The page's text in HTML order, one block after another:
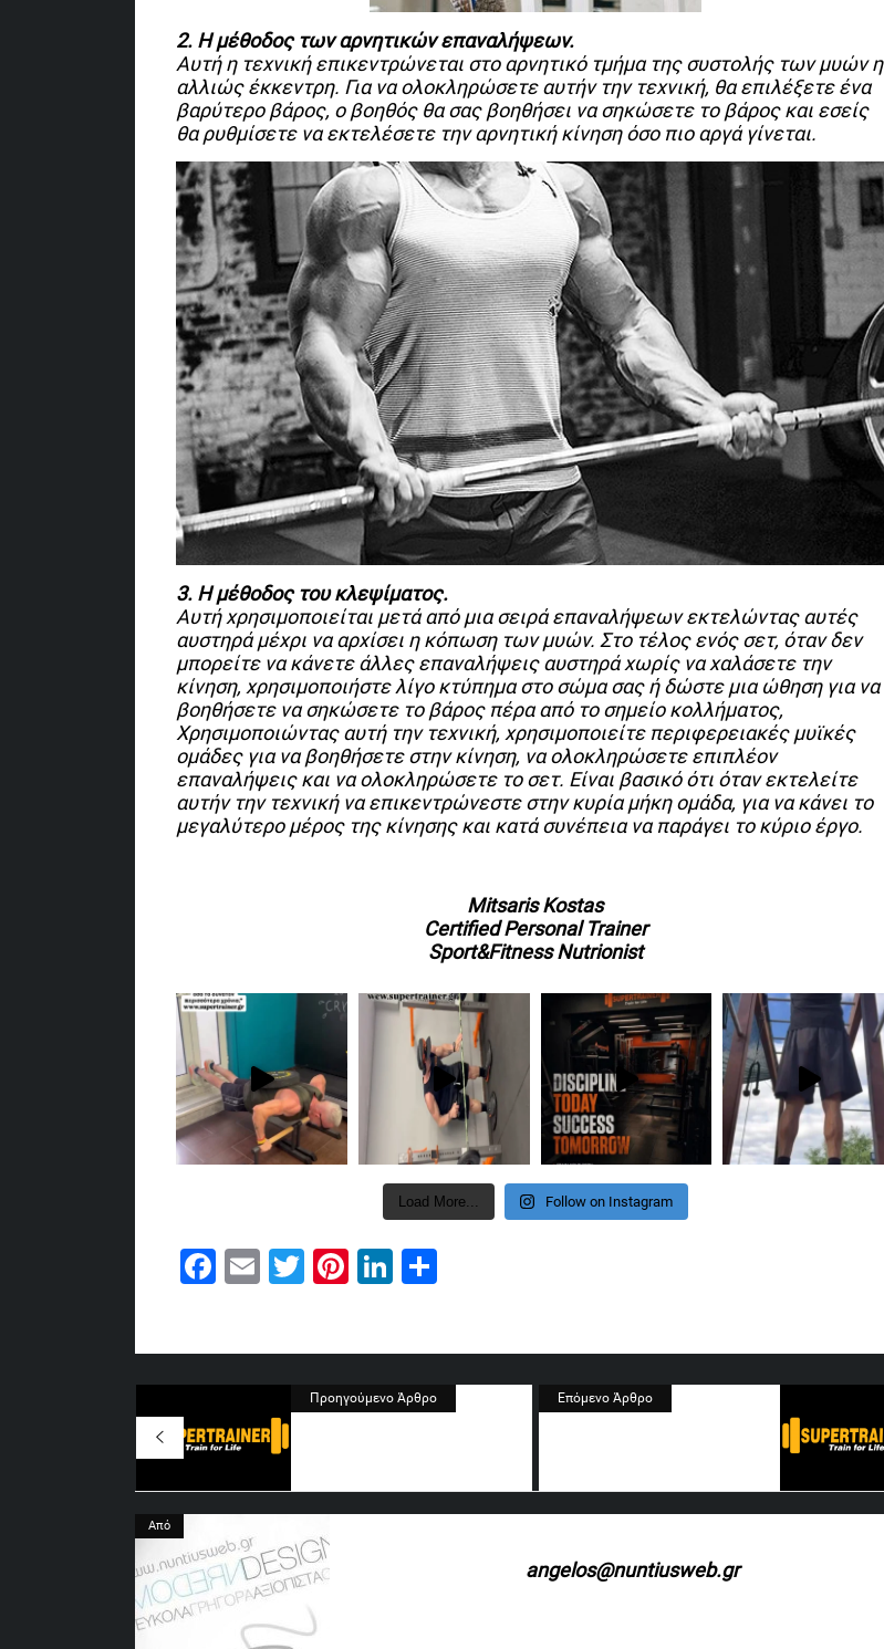
2. Η μέθοδος των αρνητικών επαναλήψεων.
Αυτή η τεχνική επικεντρώνεται στο αρνητικό τμήμα της συστολής των μυών η
αλλιώς έκκεντρη. Για να ολοκληρώσετε αυτήν την τεχνική, θα επιλέξετε ένα
βαρύτερο βάρος, ο βοηθός θα σας βοηθήσει να σηκώσετε το βάρος και εσείς
θα ρυθμίσετε να εκτελέσετε την αρνητική κίνηση όσο πιο αργά γίνεται.
3. Η μέθοδος του κλεψίματος.
Αυτή χρησιμοποιείται μετά από μια σειρά επαναλήψεων εκτελώντας αυτές
αυστηρά μέχρι να αρχίσει η κόπωση των μυών. Στο τέλος ενός σετ, όταν δεν
μπορείτε να κάνετε άλλες επαναλήψεις αυστηρά χωρίς να χαλάσετε την
κίνηση, χρησιμοποιήστε λίγο κτύπημα στο σώμα σας ή δώστε μια ώθηση για να
βοηθήσετε να σηκώσετε το βάρος πέρα από το σημείο κολλήματος,
Χρησιμοποιώντας αυτή την τεχνική, χρησιμοποιείτε περιφερειακές μυϊκές
ομάδες για να βοηθήσετε στην κίνηση, να ολοκληρώσετε επιπλέον
επαναλήψεις και να ολοκληρώσετε το σετ. Είναι βασικό ότι όταν εκτελείτε
αυτήν την τεχνική να επικεντρώνεστε στην κυρία μήκη ομάδα, για να κάνει το
μεγαλύτερο μέρος της κίνησης και κατά συνέπεια να παράγει το κύριο έργο.
Mitsaris Kostas
Certified Personal Trainer
Sport&Fitness Nutrionist
Load More... Follow on Instagram
Facebook
EmailTwitter
Pinterest
LinkedIn
Προηγούμενο Άρθρο Επόμενο Άρθρο
Από
angelos@nuntiusweb.gr